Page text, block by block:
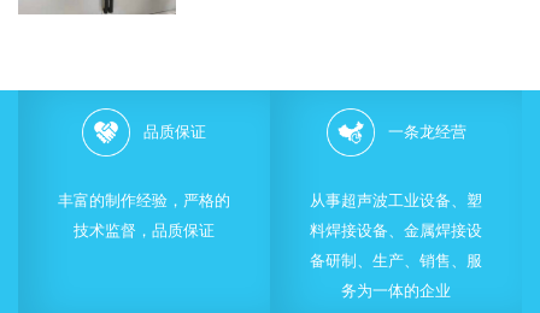
品质保证
丰富的制作经验，严格的
技术监督，品质保证
一条龙经营
从事超声波工业设备、塑
料焊接设备、金属焊接设
备研制、生产、销售、服
务为一体的企业